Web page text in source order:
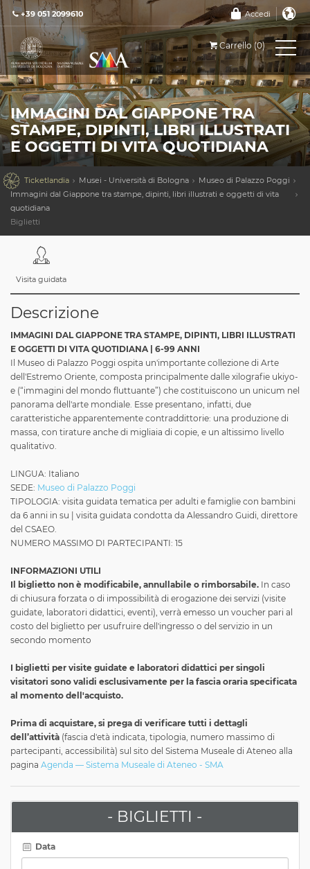
+39 051 2099610 Accedi
Carrello (0)
IMMAGINI DAL GIAPPONE TRA
STAMPE, DIPINTI, LIBRI ILLUSTRATI
E OGGETTI DI VITA QUOTIDIANA
 Ticketlandia Musei - Università di Bologna
Museo di Palazzo Poggi
Immagini dal Giappone tra stampe, dipinti, libri illustrati e oggetti di vita
quotidiana
Biglietti
Visita guidata
Descrizione
IMMAGINI DAL GIAPPONE TRA STAMPE, DIPINTI, LIBRI ILLUSTRATI
E OGGETTI DI VITA QUOTIDIANA | 6-99 ANNI
Il Museo di Palazzo Poggi ospita un'importante collezione di Arte
dell'Estremo Oriente, composta principalmente dalle xilografie ukiyo-
e (“immagini del mondo fluttuante”) che costituiscono un unicum nel
panorama dell'arte mondiale. Esse presentano, infatti, due
caratteristiche apparentemente contraddittorie: una produzione di
massa, con tirature anche di migliaia di copie, e un altissimo livello
qualitativo.
LINGUA: Italiano
SEDE: Museo di Palazzo Poggi
TIPOLOGIA: visita guidata tematica per adulti e famiglie con bambini
da 6 anni in su | visita guidata condotta da Alessandro Guidi, direttore
del CSAEO.
NUMERO MASSIMO DI PARTECIPANTI: 15
INFORMAZIONI UTILI
Il biglietto non è modificabile, annullabile o rimborsabile. In caso
di chiusura forzata o di impossibilità di erogazione dei servizi (visite
guidate, laboratori didattici, eventi), verrà emesso un voucher pari al
costo del biglietto per usufruire dell'ingresso o del servizio in un
secondo momento
I biglietti per visite guidate e laboratori didattici per singoli
visitatori sono validi esclusivamente per la fascia oraria specificata
al momento dell'acquisto.
Prima di acquistare, si prega di verificare tutti i dettagli
dell’attività (fascia d'età indicata, tipologia, numero massimo di
partecipanti, accessibilità) sul sito del Sistema Museale di Ateneo alla
pagina Agenda — Sistema Museale di Ateneo - SMA
- BIGLIETTI -
Data